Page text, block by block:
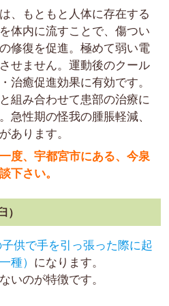
は、もともと人体に存在する
体内に流すことで、傷つい
修復を促進。極めて弱い電
せません。運動後のクール
治癒促進効果に有効です。
と組み合わせて患部の治療に
急性期の怪我の腫脹軽減、
あります。
度、宇都宮市にある、今泉
下さい。
）
供で手を引っ張った際に起
種） になります。
いのが特徴です。